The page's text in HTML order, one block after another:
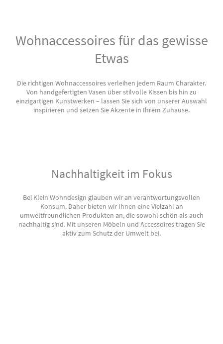
Wohnaccessoires für das gewisse
Etwas
Die richtigen Wohnaccessoires verleihen jedem Raum Charakter.
Von handgefertigten Vasen über stilvolle Kissen bis hin zu
einzigartigen Kunstwerken – lassen Sie sich von unserer Auswahl
inspirieren und setzen Sie Akzente in Ihrem Zuhause.
Nachhaltigkeit im Fokus
Bei Klein Wohndesign glauben wir an verantwortungsvollen
Konsum. Daher bieten wir Ihnen eine Vielzahl an
umweltfreundlichen Produkten an, die sowohl schön als auch
nachhaltig sind. Mit unseren Möbeln und Accessoires tragen Sie
aktiv zum Schutz der Umwelt bei.